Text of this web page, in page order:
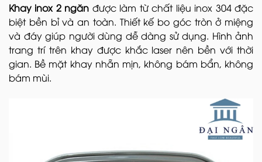
Khay inox 2 ngăn được làm từ chất liệu inox 304 đặc
biệt bền bỉ và an toàn. Thiết kế bo góc tròn ở miệng
và đáy giúp người dùng dễ dàng sử dụng. Hình ảnh
trang trí trên khay được khắc laser nên bền với thời
gian. Bề mặt khay nhẵn mịn, không bám bẩn, không
bám mùi.